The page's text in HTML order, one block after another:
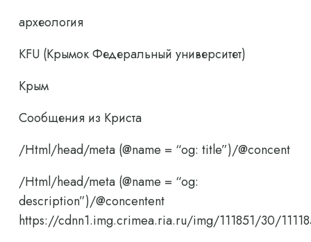
археология
KFU (Крымок Федеральный университет)
Крым
Сообщения из Криста
/Html/head/meta (@name = “og: title”)/@concent
/Html/head/meta (@name = “og:
description”)/@concentent
https://cdnn1.img.crimea.ria.ru/img/111851/30/